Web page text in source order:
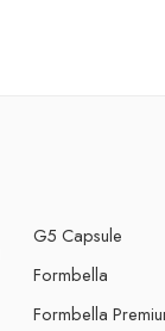
G5 Capsule
Formbella
Formbella